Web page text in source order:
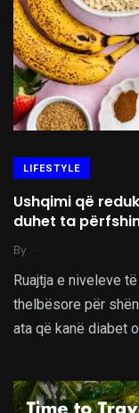
LIFESTYLE
Ushqimi që
duhet ta
By .
Ruajtja e niveleve
thelbësore për
ata që kanë diabet